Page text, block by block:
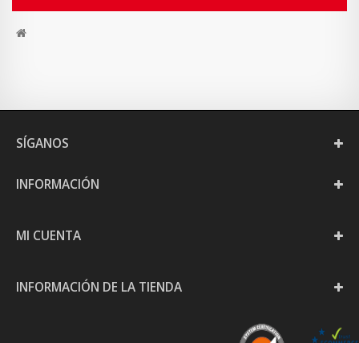
SÍGANOS
INFORMACIÓN
MI CUENTA
INFORMACIÓN DE LA TIENDA